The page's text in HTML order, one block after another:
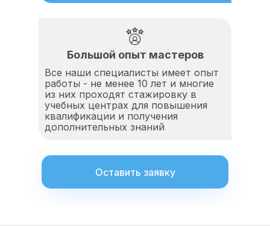
Большой опыт мастеров
Все наши специалисты имеет опыт
работы - не менее 10 лет и многие
из них проходят стажировку в
учебных центрах для повышения
квалификации и получения
дополнительных знаний
Оставить заявку